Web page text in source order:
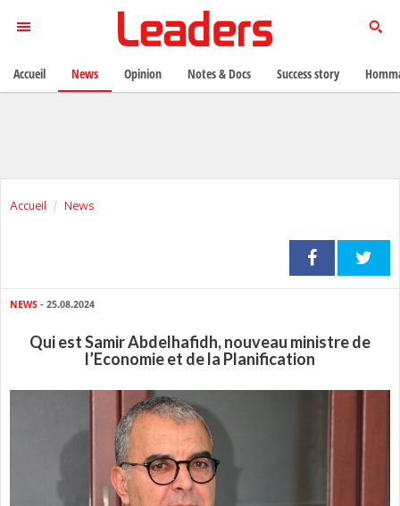
Accueil News
NEWS - 25.08.2024
Qui est Samir Abdelhafidh, nouveau ministre de
l’Economie et de la Planification
Accueil News Opinion Notes & Docs Success story